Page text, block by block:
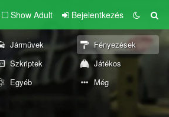
Show Adult Bejelentkezés
Járművek
Fényezések
Szkriptek
Játékos
Egyéb Még